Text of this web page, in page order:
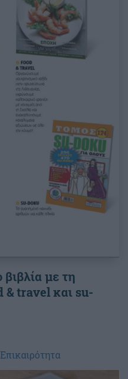
με τη
travel και su-
Επικαιρότητα